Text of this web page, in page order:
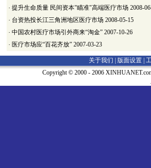
· 提升生命质量 民间资本"瞄准"高端医疗市场 2008-
· 台资热投长江三角洲地区医疗市场 2008-05-15
· 中国农村医疗市场引外商来“淘金” 2007-10-26
· 医疗市场应“百花齐放” 2007-03-23
关于我们 | 版面设置
Copyright © 2000 - 2006